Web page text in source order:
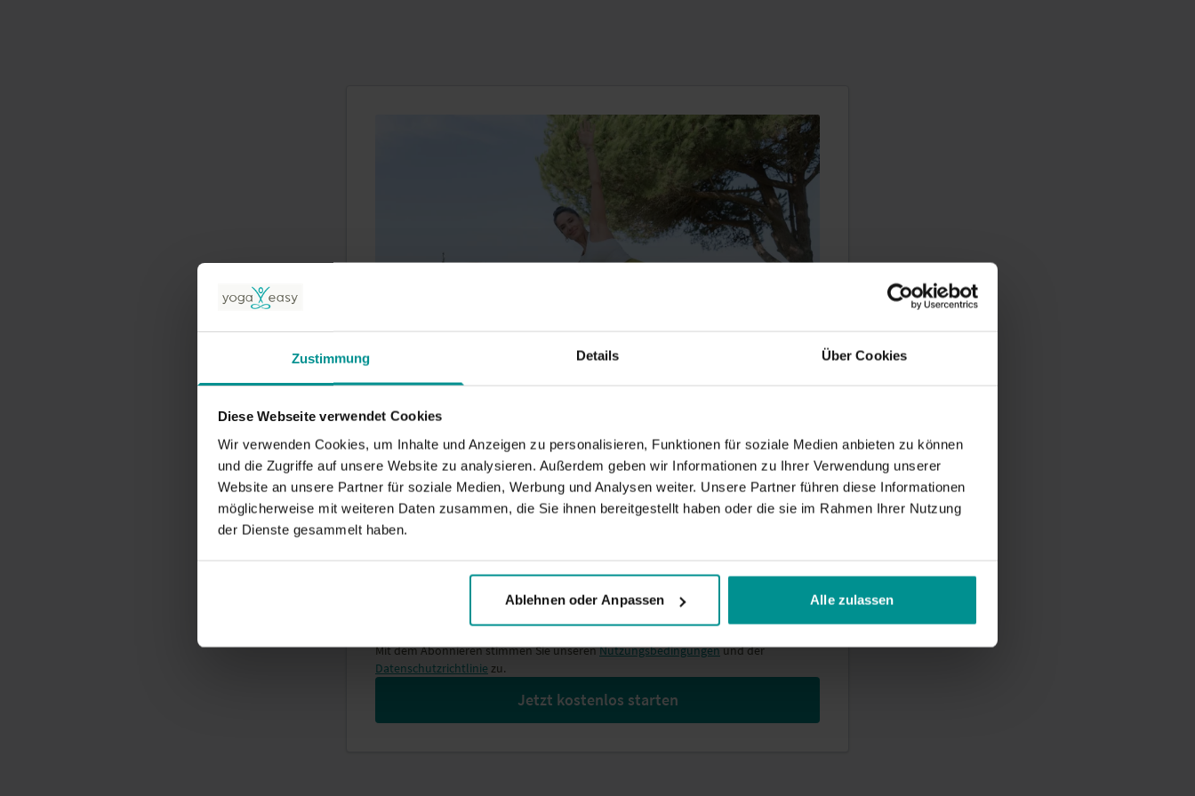
Zustimmung Details Über Cookies
Diese Webseite verwendet Cookies
Wir verwenden Cookies, um Inhalte und Anzeigen zu personalisieren, Funktionen für soziale Medien anbieten zu können
und die Zugriffe auf unsere Website zu analysieren. Außerdem geben wir Informationen zu Ihrer Verwendung unserer
Website an unsere Partner für soziale Medien, Werbung und Analysen weiter. Unsere Partner führen diese Informationen
möglicherweise mit weiteren Daten zusammen, die Sie ihnen bereitgestellt haben oder die sie im Rahmen Ihrer Nutzung
der Dienste gesammelt haben.
Ablehnen oder Anpassen Alle zulassen
Short & Sweet – Yoga am Morgen
Kostenlos!
PLUS: Exklusives Angebot für dich –20% auf denClassic - YogaEasy - 1
Monat Plan
E-Mail-Adresse
Mit dem Abonnieren stimmen Sie unserenNutzungsbedingungenund der
Datenschutzrichtlinie zu.
Jetzt kostenlos starten